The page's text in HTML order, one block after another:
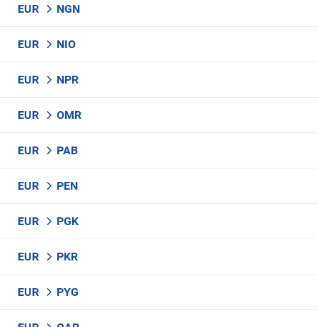
EUR NGN
EUR NIO
EUR NPR
EUR OMR
EUR PAB
EUR PEN
EUR PGK
EUR PKR
EUR PYG